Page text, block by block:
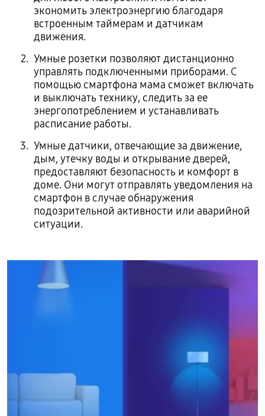
экономить электроэнергию благодаря
встроенным таймерам и датчикам
движения.
Умные розетки позволяют дистанционно
управлять подключенными приборами. С
помощью смартфона мама сможет включать
и выключать технику, следить за ее
энергопотреблением и устанавливать
расписание работы.
Умные датчики, отвечающие за движение,
дым, утечку воды и открывание дверей,
предоставляют безопасность и комфорт в
доме. Они могут отправлять уведомления на
смартфон в случае обнаружения
подозрительной активности или аварийной
ситуации.